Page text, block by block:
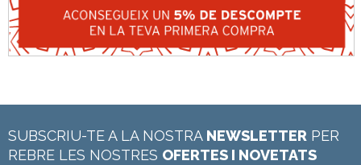
SUBSCRIU-TE A LA NOSTRA NEWSLETTER PER
REBRE LES NOSTRES OFERTES I NOVETATS